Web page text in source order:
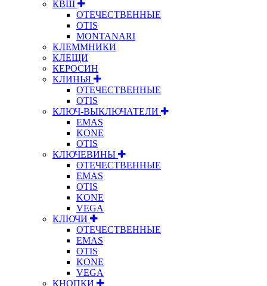
КВШ
ОТЕЧЕСТВЕННЫЕ
OTIS
MONTANARI
КЛЕММНИКИ
КЛЕЩИ
КЕРОСИН
КЛИНЬЯ
ОТЕЧЕСТВЕННЫЕ
OTIS
КЛЮЧ-ВЫКЛЮЧАТЕЛИ
EMAS
KONE
OTIS
КЛЮЧЕВИНЫ
ОТЕЧЕСТВЕННЫЕ
EMAS
OTIS
KONE
VEGA
КЛЮЧИ
ОТЕЧЕСТВЕННЫЕ
EMAS
OTIS
KONE
VEGA
КНОПКИ